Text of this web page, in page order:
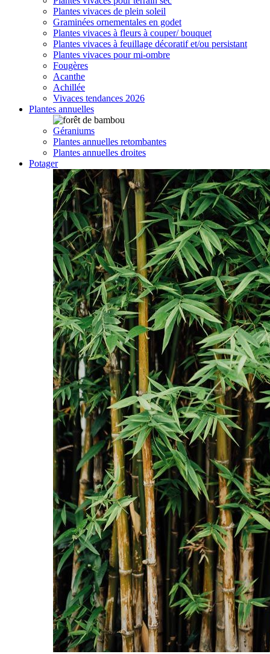
Plantes vivaces de plein soleil
Graminées ornementales en godet
Plantes vivaces à fleurs à couper/ bouquet
Plantes vivaces à feuillage décoratif et/ou persistant
Plantes vivaces pour mi-ombre
Fougères
Acanthe
Achillée
Vivaces tendances 2026
Plantes annuelles
Géraniums
Plantes annuelles retombantes
Plantes annuelles droites
Potager